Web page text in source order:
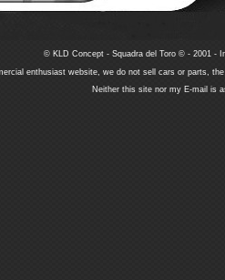
© KLD Concept - Squadra del Toro © - 2001 -
enthusiast website, we do not sell cars or parts,
Neither this site nor my E-mail is